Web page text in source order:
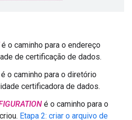
é o caminho para o endereço
de certificação de dados.
o caminho para o diretório
certificadora de dados.
é o caminho para o
Etapa 2: criar o arquivo de